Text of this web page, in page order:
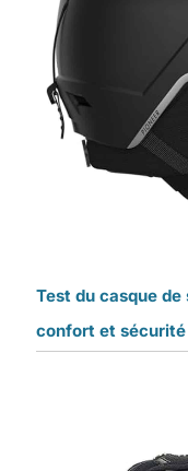
Test du casque de
confort et sécurité